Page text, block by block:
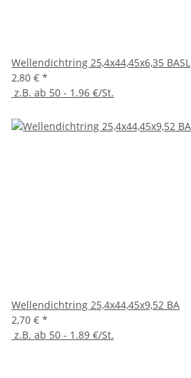
Wellendichtring 25,4x44,45x6,35 BASL
2,80 € *
z.B. ab 50 - 1.96 €/St.
Wellendichtring 25,4x44,45x9,52 BA
2,70 € *
z.B. ab 50 - 1.89 €/St.